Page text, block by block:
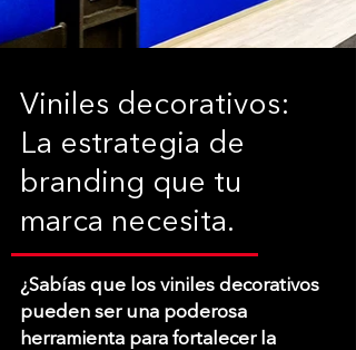
Viniles decorativos:
La estrategia de
branding que tu
marca necesita.
¿Sabías que los viniles decorativos
pueden ser una poderosa
herramienta para fortalecer la